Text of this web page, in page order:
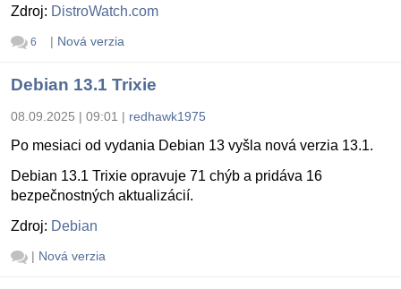
Zdroj: DistroWatch.com
6 | Nová verzia
Debian 13.1 Trixie
08.09.2025 | 09:01 | redhawk1975
Po mesiaci od vydania Debian 13 vyšla nová verzia 13.1.
Debian 13.1 Trixie opravuje 71 chýb a pridáva 16
bezpečnostných aktualizácií.
Zdroj: Debian
| Nová verzia